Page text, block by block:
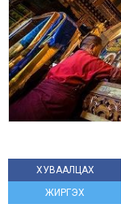
ХУВААЛЦАХ
ЖИРГЭХ